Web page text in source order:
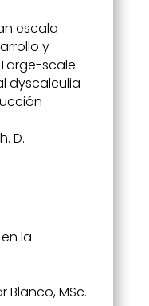
escala
y
Large-scale
dyscalculia
D.
la
Blanco, MSc.